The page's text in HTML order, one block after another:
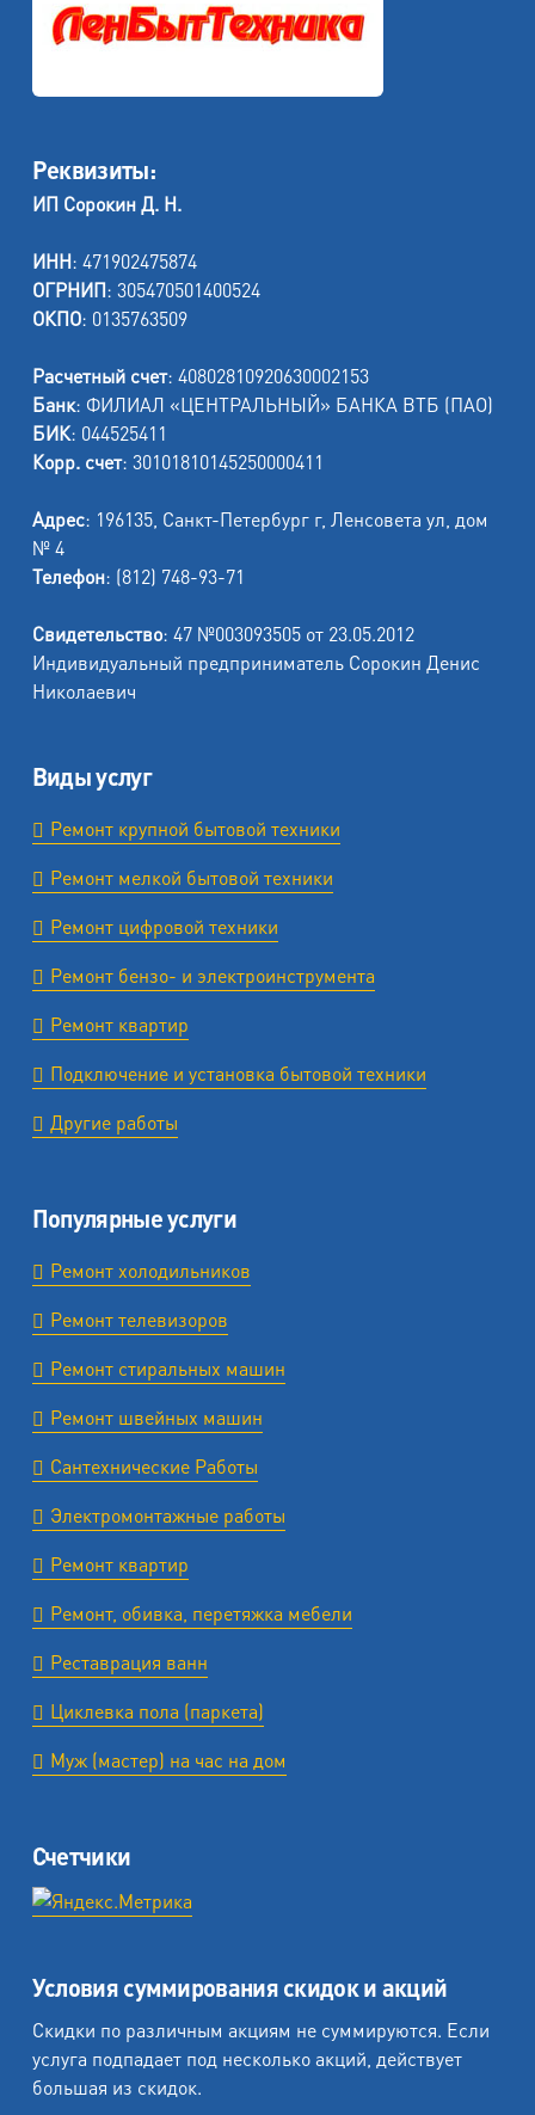
Реквизиты:
ИП Сорокин Д. Н.
ИНН: 471902475874
ОГРНИП: 305470501400524
ОКПО: 0135763509
Расчетный счет: 40802810920630002153
Банк: ФИЛИАЛ «ЦЕНТРАЛЬНЫЙ» БАНКА ВТБ (ПАО)
БИК: 044525411
Корр. счет: 30101810145250000411
Адрес: 196135, Санкт-Петербург г, Ленсовета ул, дом
№ 4
Телефон: (812) 748-93-71
Свидетельство: 47 №003093505 от 23.05.2012
Индивидуальный предприниматель Сорокин Денис
Николаевич
Виды услуг
Ремонт крупной бытовой техники
Ремонт мелкой бытовой техники
Ремонт цифровой техники
Ремонт бензо- и электроинструмента
Ремонт квартир
Подключение и установка бытовой техники
Другие работы
Популярные услуги
Ремонт холодильников
Ремонт телевизоров
Ремонт стиральных машин
Ремонт швейных машин
Сантехнические Работы
Электромонтажные работы
Ремонт квартир
Ремонт, обивка, перетяжка мебели
Реставрация ванн
Циклевка пола (паркета)
Муж (мастер) на час на дом
Счетчики
Условия суммирования скидок и акций
Скидки по различным акциям не суммируются. Если
услуга подпадает под несколько акций, действует
большая из скидок.